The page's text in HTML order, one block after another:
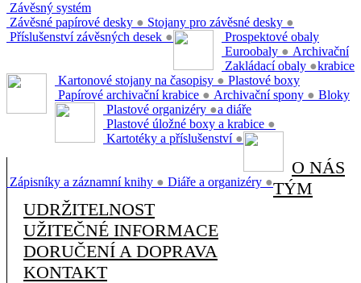
Závěsný systém
Závěsné papírové desky ● Stojany pro závěsné desky ●
Příslušenství závěsných desek ●
Prospektové obaly
Euroobaly ●
Zakládací obaly ●
Archivační
krabice
Kartonové stojany na časopisy ●
Papírové archivační krabice ● Archivační spony ●
Plastové boxy
Plastové organizéry ●
Plastové úložné boxy a krabice ●
Kartotéky a příslušenství ●
Bloky
a diáře
Zápisníky a záznamní knihy ● Diáře a organizéry ●
O NÁS
TÝM
UDRŽITELNOST
UŽITEČNÉ INFORMACE
DORUČENÍ A DOPRAVA
KONTAKT